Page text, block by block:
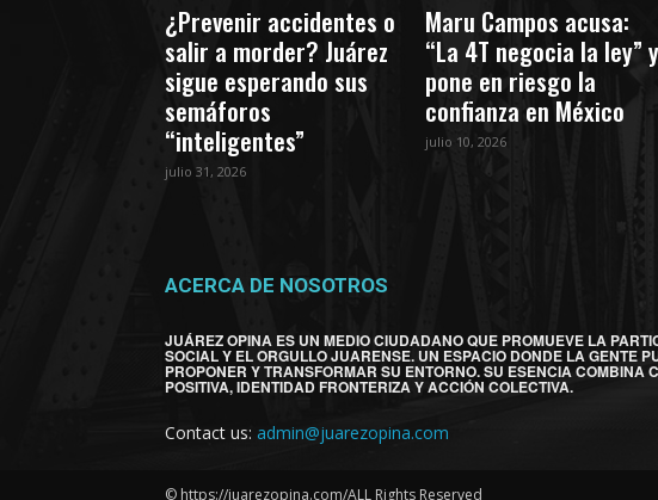
¿Prevenir accidentes o
salir a morder? Juárez
sigue esperando sus
semáforos
“inteligentes”
julio 31, 2026
Maru Campos acusa:
“La 4T negocia la ley” y
pone en riesgo la
confianza en México
julio 10, 2026
ACERCA DE NOSOTROS
JUÁREZ OPINA ES UN MEDIO CIUDADANO QUE PROMUEVE LA
SOCIAL Y EL ORGULLO JUARENSE. UN ESPACIO DONDE LA GENTE
PROPONER Y TRANSFORMAR SU ENTORNO. SU ESENCIA COMBINA
POSITIVA, IDENTIDAD FRONTERIZA Y ACCIÓN COLECTIVA.
Contact us: admin@juarezopina.com
© https://juarezopina.com/ALL Rights Reserved